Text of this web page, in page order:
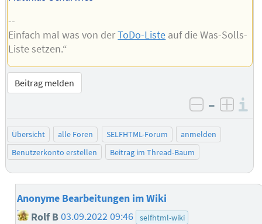
--
Einfach mal was von derToDo-Liste auf die Was-Solls-
Liste setzen.“
Beitrag melden
negativ
–
Übersicht alle Foren SELFHTML-Forum
anmelden
Benutzerkonto erstellen
Beitrag im Thread-Baum
Anonyme Bearbeitungen im Wiki
Rolf B03.09.2022 09:46 selfhtml-wiki